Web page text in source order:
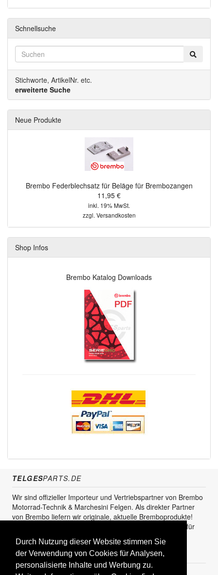
Durch Nutzung dieser Website stimmen Sie
der Verwendung von Cookies für Analysen,
personalisierte Inhalte und Werbung zu.
Schnellsuche
Stichworte, ArtikelNr. etc.
erweiterte Suche
Neue Produkte
Brembo Federblechsatz für Beläge für Brembozangen
11,95 €
inkl. 19% MwSt.
zzgl.Versandkosten
Shop Infos
Brembo Katalog Downloads
TELGESPARTS.DE
Wir sind offizieller Importeur und Vertriebspartner von Brembo
Motorrad-Technik & Marchesini Felgen. Als direkter Partner
von Brembo liefern wir originale, aktuelle Bremboprodukte!
Unser Service steht sowohl für den Endkunden als auch für
den Einzel- und Grosshandel zur Verfügung.
KUNDENBEREICH